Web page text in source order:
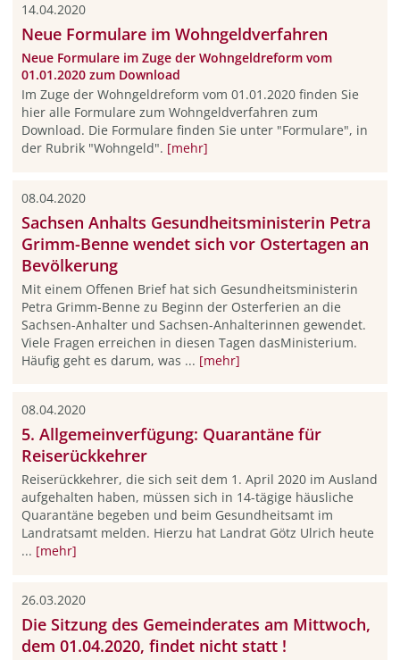
14.04.2020
Neue Formulare im Wohngeldverfahren
Neue Formulare im Zuge der Wohngeldreform vom
01.01.2020 zum Download
Im Zuge der Wohngeldreform vom 01.01.2020 finden Sie
hier alle Formulare zum Wohngeldverfahren zum
Download. Die Formulare finden Sie unter "Formulare", in
der Rubrik "Wohngeld". [mehr]
08.04.2020
Sachsen Anhalts Gesundheitsministerin Petra
Grimm-Benne wendet sich vor Ostertagen an
Bevölkerung
Mit einem Offenen Brief hat sich Gesundheitsministerin
Petra Grimm-Benne zu Beginn der Osterferien an die
Sachsen-Anhalter und Sachsen-Anhalterinnen gewendet.
Viele Fragen erreichen in diesen Tagen dasMinisterium.
Häufig geht es darum, was ... [mehr]
08.04.2020
5. Allgemeinverfügung: Quarantäne für
Reiserückkehrer
Reiserückkehrer, die sich seit dem 1. April 2020 im Ausland
aufgehalten haben, müssen sich in 14-tägige häusliche
Quarantäne begeben und beim Gesundheitsamt im
Landratsamt melden. Hierzu hat Landrat Götz Ulrich heute
... [mehr]
26.03.2020
Die Sitzung des Gemeinderates am Mittwoch,
dem 01.04.2020, findet nicht statt !